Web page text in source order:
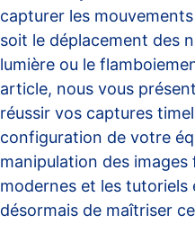
capturer les
soit le déplacement des
lumière ou le
article, nous vous
réussir vos captures
configuration de votre
manipulation des
modernes et les
désormais de maîtriser